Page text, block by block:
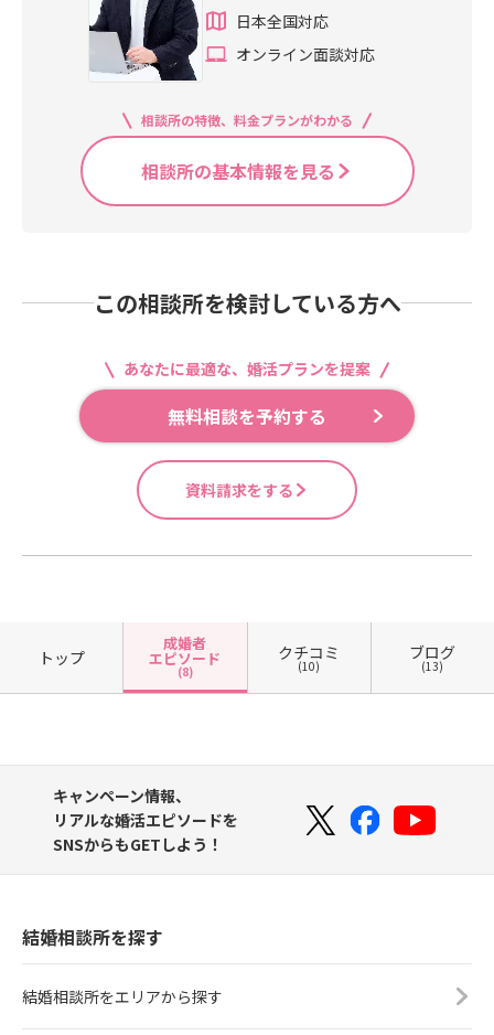
日本全国対応
オンライン面談対応
相談所の特徴、料金プランがわかる
相談所の基本情報を見る
この相談所を検討している方へ
あなたに最適な、婚活プランを提案
無料相談を予約する
資料請求をする
トップ
成婚者
エピソード
(8)
クチコミ
(10)
ブログ
(13)
キャンペーン情報、
リアルな婚活エピソードを
SNSからもGETしよう！
結婚相談所を探す
結婚相談所をエリアから探す